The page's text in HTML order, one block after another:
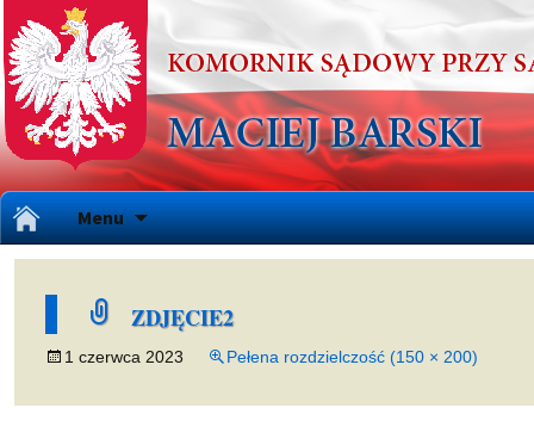
Menu
do
ZDJĘCIE2
1 czerwca 2023 Pełena rozdzielczość (150 × 200)